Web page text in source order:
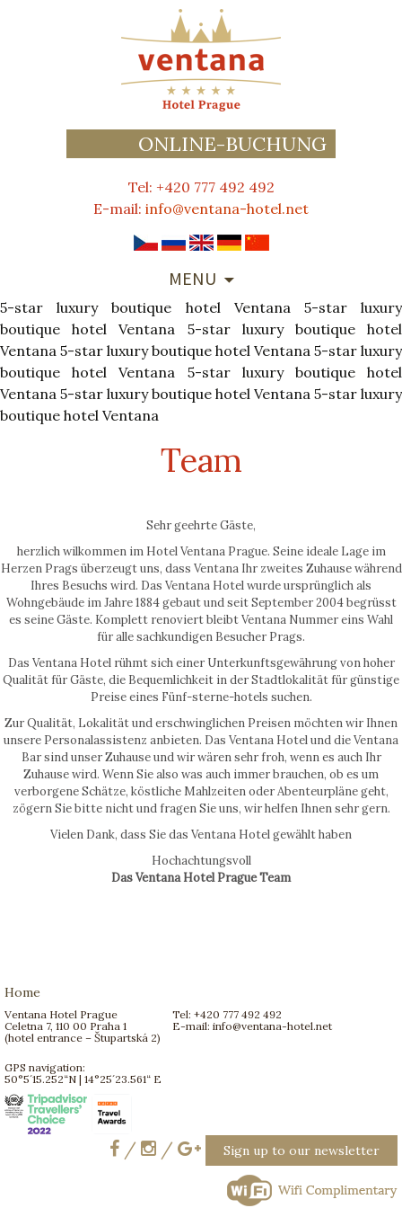
ONLINE-BUCHUNG
Tel: +420 777 492 492
E-mail: info@ventana-hotel.net
MENU
CONTENT
5-star luxury boutique hotel Ventana
5-star luxury
boutique hotel Ventana
5-star luxury boutique hotel
Ventana 5-star luxury boutique hotel Ventana 5-star luxury
boutique hotel Ventana
5-star luxury boutique hotel
Ventana 5-star luxury boutique hotel Ventana 5-star luxury
boutique hotel Ventana
Team
Sehr geehrte Gäste,
herzlich wilkommen im Hotel Ventana Prague. Seine ideale Lage im
Herzen Prags überzeugt uns, dass Ventana Ihr zweites Zuhause während
Ihres Besuchs wird. Das Ventana Hotel wurde ursprünglich als
Wohngebäude im Jahre 1884 gebaut und seit September 2004 begrüsst
es seine Gäste. Komplett renoviert bleibt Ventana Nummer eins Wahl
für alle sachkundigen Besucher Prags.
Das Ventana Hotel rühmt sich einer Unterkunftsgewährung von hoher
Qualität für Gäste, die Bequemlichkeit in der Stadtlokalität für günstige
Preise eines Fünf-sterne-hotels suchen.
Zur Qualität, Lokalität und erschwinglichen Preisen möchten wir Ihnen
unsere Personalassistenz anbieten. Das Ventana Hotel und die Ventana
Bar sind unser Zuhause und wir wären sehr froh, wenn es auch Ihr
Zuhause wird. Wenn Sie also was auch immer brauchen, ob es um
verborgene Schätze, köstliche Mahlzeiten oder Abenteurpläne geht,
zögern Sie bitte nicht und fragen Sie uns, wir helfen Ihnen sehr gern.
Vielen Dank, dass Sie das Ventana Hotel gewählt haben
Hochachtungsvoll
Das Ventana Hotel Prague Team
Home
Ventana Hotel Prague
Celetna 7, 110 00 Praha 1
(hotel entrance – Štupartská 2)
Tel: +420 777 492 492
E-mail: info@ventana-hotel.net
GPS navigation:
50°5´15.252“N | 14°25´23.561“ E
/ / Sign up to our newsletter